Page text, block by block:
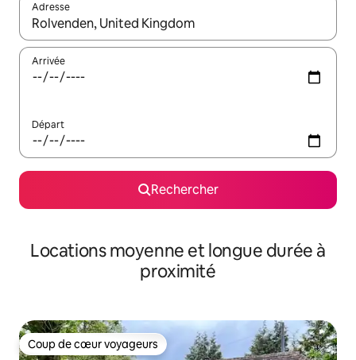
Adresse
Lorsque les résultats s'affichent, utilisez les flèches vers le
Arrivée
Départ
Rechercher
Locations moyenne et longue durée à
proximité
Coup de cœur voyageurs
Coup de cœur voyageurs